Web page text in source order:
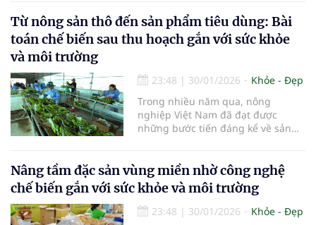
Từ nông sản thô đến sản phẩm tiêu dùng: Bài
toán chế biến sau thu hoạch gắn với sức khỏe
và môi trường
23:48 | 30/01/2026
Khỏe - Đẹp
Trong nhiều năm qua, nông
nghiệp Việt Nam đã đạt được
những bước tiến đáng kể về sản
thụ ở dạng thô, giá trị gia tăng
thấp, dễ bị tác động bởi thị trường
và thời vụ.
Nâng tầm đặc sản vùng miền nhờ công nghệ
chế biến gắn với sức khỏe và môi trường
23:48 | 30/01/2026
Khỏe - Đẹp